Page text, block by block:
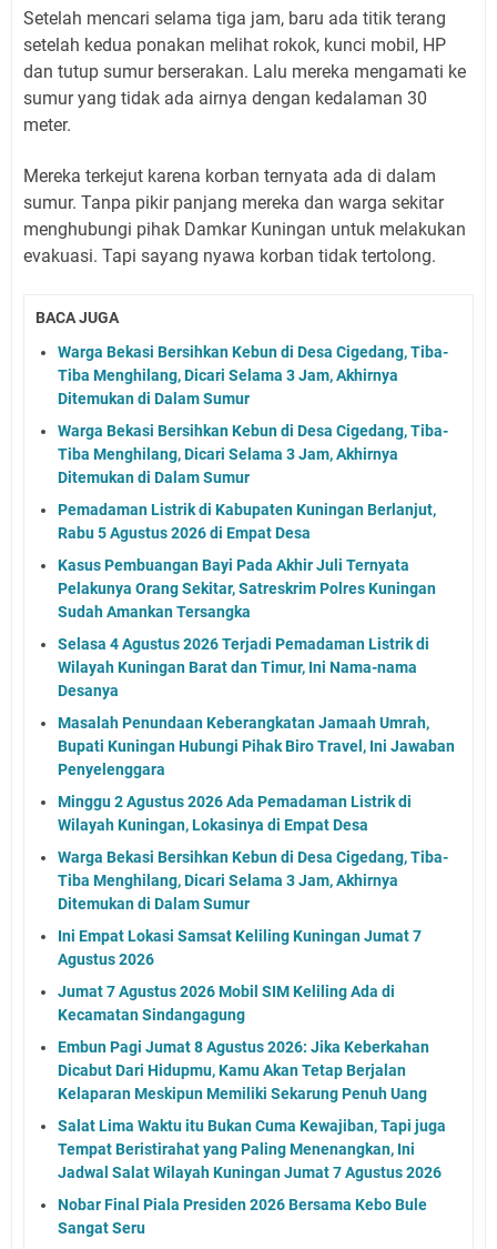
Setelah mencari selama tiga jam, baru ada titik terang
setelah kedua ponakan melihat rokok, kunci mobil, HP
dan tutup sumur berserakan. Lalu mereka mengamati ke
sumur yang tidak ada airnya dengan kedalaman 30
meter.
Mereka terkejut karena korban ternyata ada di dalam
sumur. Tanpa pikir panjang mereka dan warga sekitar
menghubungi pihak Damkar Kuningan untuk melakukan
evakuasi. Tapi sayang nyawa korban tidak tertolong.
BACA JUGA
Warga Bekasi Bersihkan Kebun di Desa Cigedang, Tiba-
Tiba Menghilang, Dicari Selama 3 Jam, Akhirnya
Ditemukan di Dalam Sumur
Warga Bekasi Bersihkan Kebun di Desa Cigedang, Tiba-
Tiba Menghilang, Dicari Selama 3 Jam, Akhirnya
Ditemukan di Dalam Sumur
Pemadaman Listrik di Kabupaten Kuningan Berlanjut,
Rabu 5 Agustus 2026 di Empat Desa
Kasus Pembuangan Bayi Pada Akhir Juli Ternyata
Pelakunya Orang Sekitar, Satreskrim Polres Kuningan
Sudah Amankan Tersangka
Selasa 4 Agustus 2026 Terjadi Pemadaman Listrik di
Wilayah Kuningan Barat dan Timur, Ini Nama-nama
Desanya
Masalah Penundaan Keberangkatan Jamaah Umrah,
Bupati Kuningan Hubungi Pihak Biro Travel, Ini Jawaban
Penyelenggara
Minggu 2 Agustus 2026 Ada Pemadaman Listrik di
Wilayah Kuningan, Lokasinya di Empat Desa
Warga Bekasi Bersihkan Kebun di Desa Cigedang, Tiba-
Tiba Menghilang, Dicari Selama 3 Jam, Akhirnya
Ditemukan di Dalam Sumur
Ini Empat Lokasi Samsat Keliling Kuningan Jumat 7
Agustus 2026
Jumat 7 Agustus 2026 Mobil SIM Keliling Ada di
Kecamatan Sindangagung
Embun Pagi Jumat 8 Agustus 2026: Jika Keberkahan
Dicabut Dari Hidupmu, Kamu Akan Tetap Berjalan
Kelaparan Meskipun Memiliki Sekarung Penuh Uang
Salat Lima Waktu itu Bukan Cuma Kewajiban, Tapi juga
Tempat Beristirahat yang Paling Menenangkan, Ini
Jadwal Salat Wilayah Kuningan Jumat 7 Agustus 2026
Nobar Final Piala Presiden 2026 Bersama Kebo Bule
Sangat Seru